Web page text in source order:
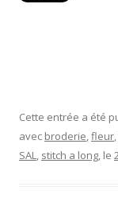
Cette entrée a été
avec broderie,fleur,
SAL, stitch a long, le